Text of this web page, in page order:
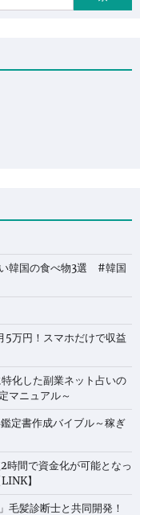
韓国の食べ物3選 #韓国
5万円！スマホだけで収益
化した副業ネット占いの
マニュアル～
定書作成バイブル～稼ぎ
時間で資金化が可能となっ
】
毛髪診断士と共同開発！